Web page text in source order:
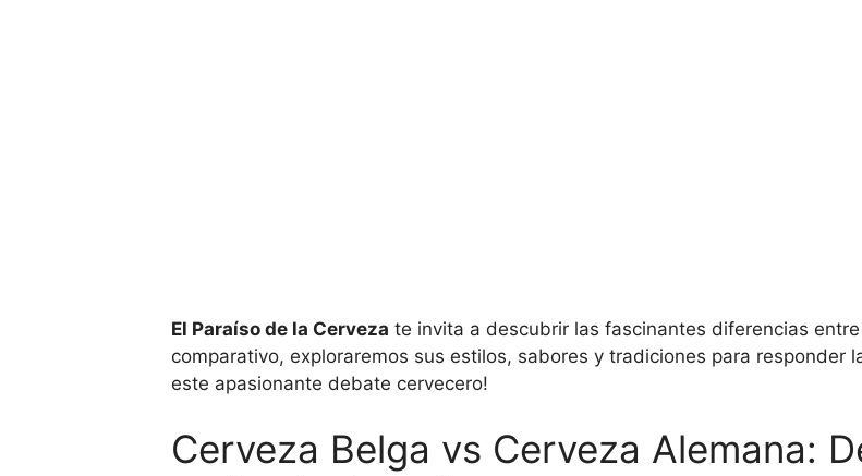
El Paraíso de la Cerveza te invita a descubrir las fascinantes diferencias
comparativo, exploraremos sus estilos, sabores y tradiciones para responder
este apasionante debate cervecero!
Cerveza Belga vs Cerveza Alemana: